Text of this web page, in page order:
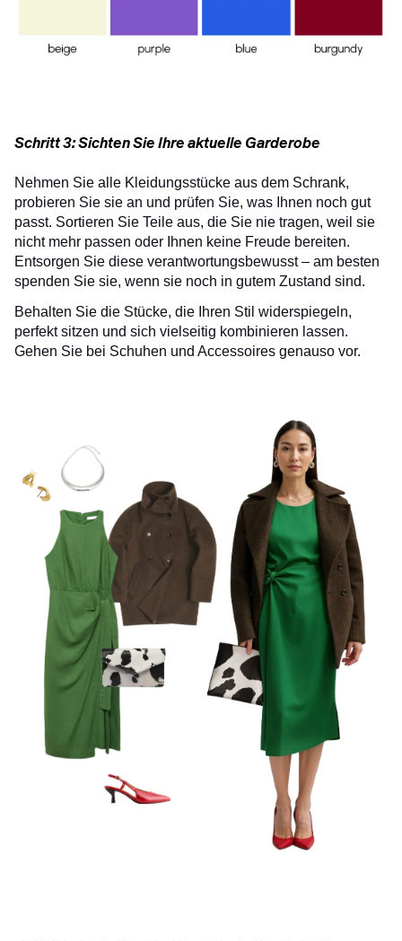
Schritt 3: Sichten Sie Ihre aktuelle Garderobe
Nehmen Sie alle Kleidungsstücke aus dem Schrank,
probieren Sie sie an und prüfen Sie, was Ihnen noch gut
passt. Sortieren Sie Teile aus, die Sie nie tragen, weil sie
nicht mehr passen oder Ihnen keine Freude bereiten.
Entsorgen Sie diese verantwortungsbewusst – am besten
spenden Sie sie, wenn sie noch in gutem Zustand sind.
Behalten Sie die Stücke, die Ihren Stil widerspiegeln,
perfekt sitzen und sich vielseitig kombinieren lassen.
Gehen Sie bei Schuhen und Accessoires genauso vor.